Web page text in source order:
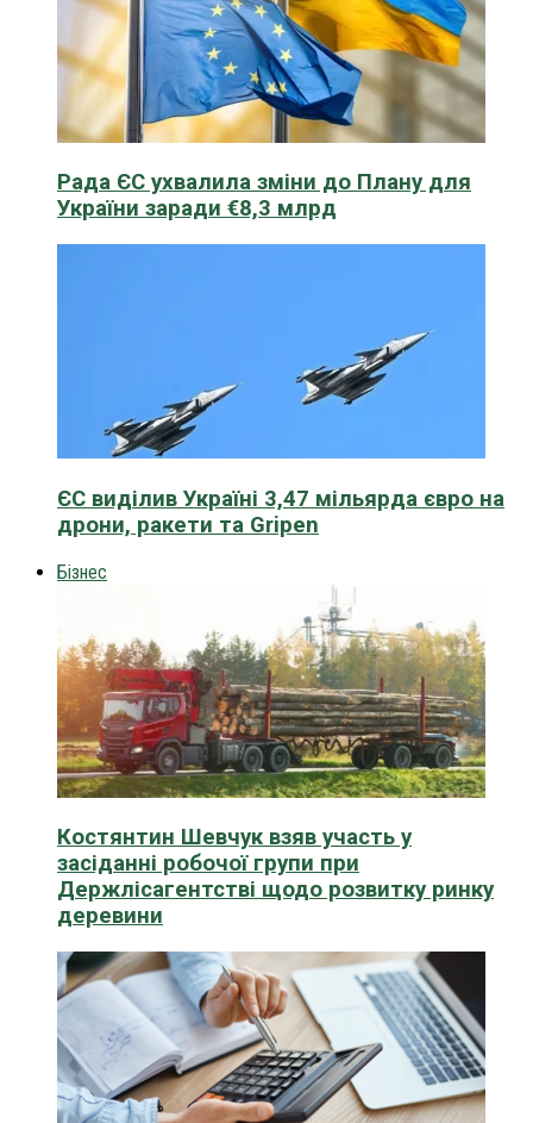
Рада ЄС ухвалила зміни до Плану для
України заради €8,3 млрд
ЄС виділив Україні 3,47 мільярда євро на
дрони, ракети та Gripen
Бізнес
Костянтин Шевчук взяв участь у
засіданні робочої групи при
Держлісагентстві щодо розвитку ринку
деревини